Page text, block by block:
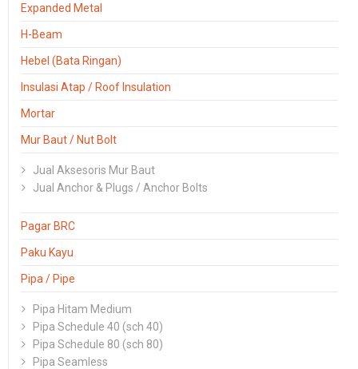
Expanded Metal
H-Beam
Hebel (Bata Ringan)
Insulasi Atap / Roof Insulation
Mortar
Mur Baut / Nut Bolt
Jual Aksesoris Mur Baut
Jual Anchor & Plugs / Anchor Bolts
Pagar BRC
Paku Kayu
Pipa / Pipe
Pipa Hitam Medium
Pipa Schedule 40 (sch 40)
Pipa Schedule 80 (sch 80)
Pipa Seamless